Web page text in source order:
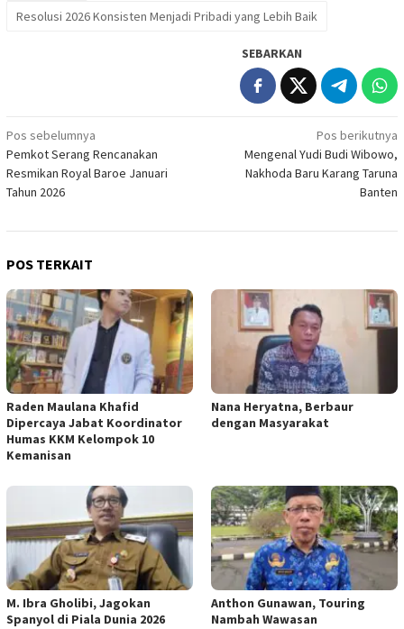
Resolusi 2026 Konsisten Menjadi Pribadi yang Lebih Baik
SEBARKAN
Navigasi
pos
Pos sebelumnya
Pemkot Serang Rencanakan
Resmikan Royal Baroe Januari
Tahun 2026
Pos berikutnya
Mengenal Yudi Budi Wibowo,
Nakhoda Baru Karang Taruna
Banten
POS TERKAIT
Raden Maulana Khafid
Dipercaya Jabat Koordinator
Humas KKM Kelompok 10
Kemanisan
Nana Heryatna, Berbaur
dengan Masyarakat
M. Ibra Gholibi, Jagokan
Spanyol di Piala Dunia 2026
Anthon Gunawan, Touring
Nambah Wawasan